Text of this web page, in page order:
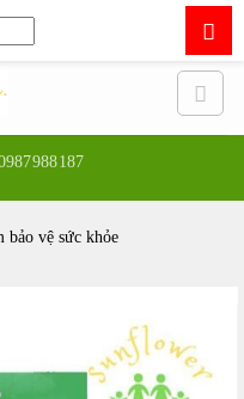
bảo vệ sức khỏe